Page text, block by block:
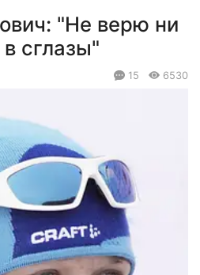
"Не верю ни
сглазы"
15 6530